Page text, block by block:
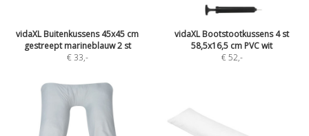
vidaXL Buitenkussens 45x45 cm
gestreept marineblauw 2 st
€ 33,-
vidaXL Bootstootkussens 4 st
58,5x16,5 cm PVC wit
€ 52,-